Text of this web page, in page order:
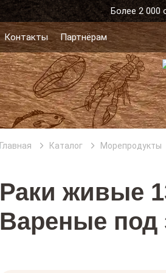
Более 2 000
Контакты Партнёрам
Главная Каталог Морепродукты
Раки живые
Вареные под